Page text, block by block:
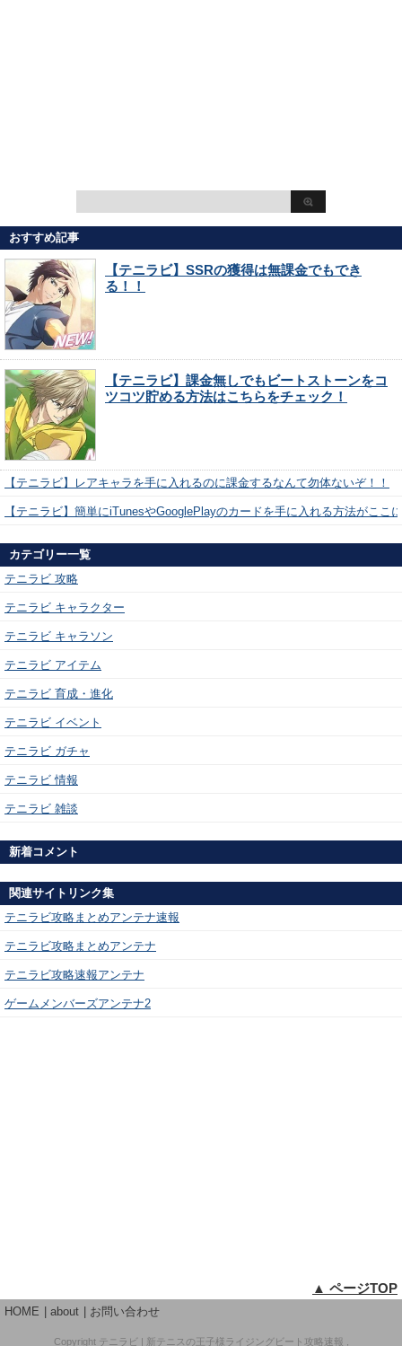
おすすめ記事
【テニラビ】SSRの獲得は無課金でもでき
る！！
【テニラビ】課金無しでもビートストーンをコ
ツコツ貯める方法はこちらをチェック！
【テニラビ】レアキャラを手に入れるのに課金するなんて勿体ないぞ！！
【テニラビ】簡単にiTunesやGooglePlayのカードを手に入れる方法がここ
カテゴリー一覧
テニラビ 攻略
テニラビ キャラクター
テニラビ キャラソン
テニラビ アイテム
テニラビ 育成・進化
テニラビ イベント
テニラビ ガチャ
テニラビ 情報
テニラビ 雑談
新着コメント
関連サイトリンク集
テニラビ攻略まとめアンテナ速報
テニラビ攻略まとめアンテナ
テニラビ攻略速報アンテナ
ゲームメンバーズアンテナ2
▲ ページTOP
HOME about お問い合わせ
Copyright テニラビ | 新テニスの王子様ライジングビート攻略速報